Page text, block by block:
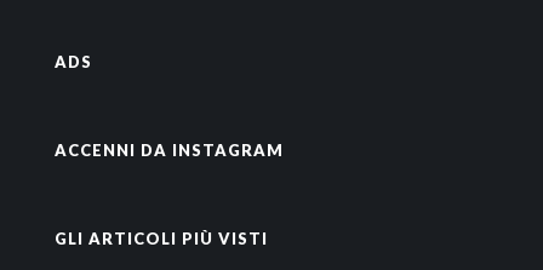
ADS
ACCENNI DA INSTAGRAM
GLI ARTICOLI PIÙ VISTI